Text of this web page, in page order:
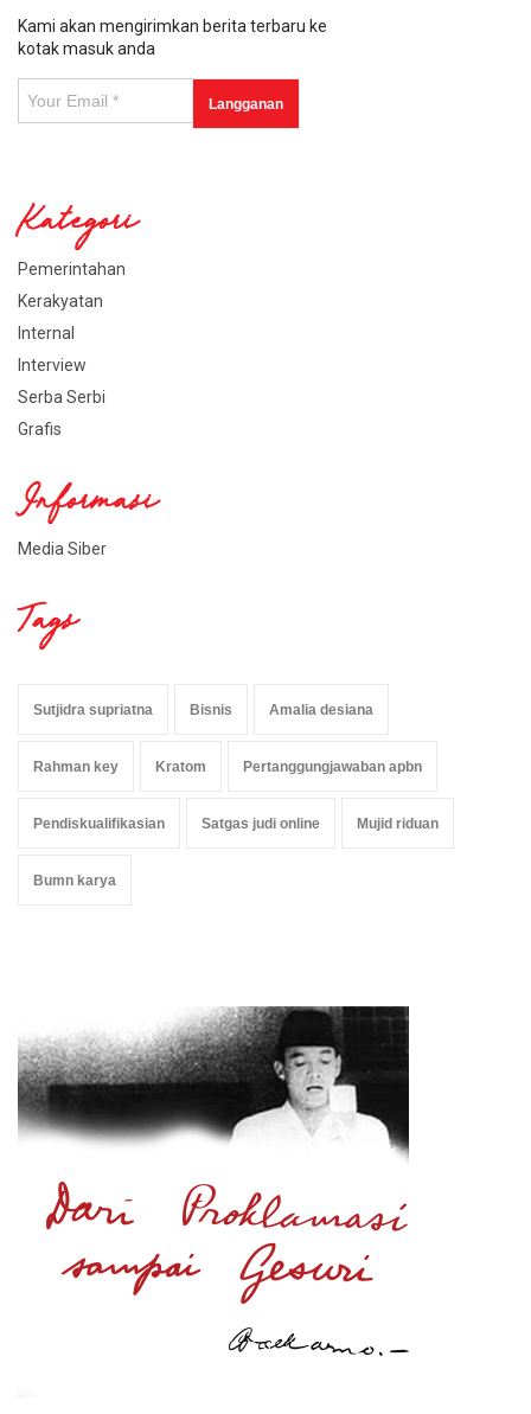
Kami akan mengirimkan berita terbaru ke
kotak masuk anda
Kategori
Pemerintahan
Kerakyatan
Internal
Interview
Serba Serbi
Grafis
Informasi
Media Siber
Tags
Sutjidra supriatna Bisnis Amalia desiana
Rahman key Kratom Pertanggungjawaban apbn
Pendiskualifikasian Satgas judi online Mujid riduan
Bumn karya